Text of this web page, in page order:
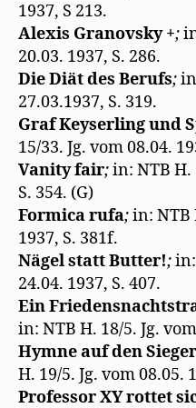
1937, S 213.
Alexis Granovsky +;
20.03. 1937, S. 286.
Die Diät des Berufs;
27.03.1937, S. 319.
Graf Keyserling und
15/33. Jg. vom 08.04.
Vanity fair;in: NTB H.
S. 354. (G)
Formica rufa;in: NTB
1937, S. 381f.
Nägel statt Butter!;
24.04. 1937, S. 407.
Ein
in: NTB H. 18/5. Jg.
Hymne auf den
H. 19/5. Jg. vom 08.05.
Professor XY rottet